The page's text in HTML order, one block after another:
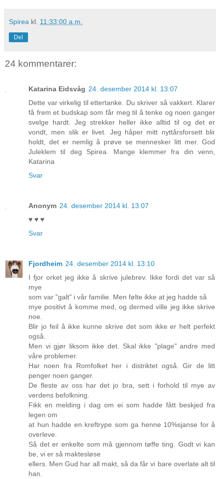
Spirea kl. 11:33:00 a.m.
Del
24 kommentarer:
Katarina Eidsvåg 24. desember 2014 kl. 13:07
Dette var virkelig til ettertanke. Du skriver så vakkert. Klarer
få frem et budskap som får meg til å tenke og noen ganger
svelge hardt. Jeg strekker heller ikke alltid til og det er
vondt, men slik er livet. Jeg håper mitt nyttårsforsett blir
holdt, det er nemlig å prøve se mennesker litt mer. God
Juleklem til deg Spirea. Mange klemmer fra din venn,
Katarina
Svar
Anonym 24. desember 2014 kl. 13:07
♥ ♥ ♥
Svar
Fjordheim 24. desember 2014 kl. 13:10
I fjor orket jeg ikke å skrive julebrev. Ikke fordi det var så
mye
som var "galt" i vår familie. Men følte ikke at jeg hadde så
mye positivt å komme med, og dermed ville jeg ikke skrive
noe.
Blir jo feil å ikke kunne skrive det som ikke er helt perfekt
også.
Men vi gjør liksom ikke det. Skal ikke "plage" andre med
våre problemer.
Har noen fra Romfolket her i distriktet også. Gir de litt
penger noen ganger.
De fleste av oss har det jo bra, sett i forhold til mye av
verdens befolkning.
Fikk en melding i dag om ei som hadde fått beskjed fra
legen om
at hun hadde en kreftrype som ga henne 10%sjanse for å
overleve.
Så det er enkelte som må gjennom tøffe ting. Godt vi kan
be, vi er så maktesløse
ellers. Men Gud har all makt, så da får vi bare overlate alt til
han.